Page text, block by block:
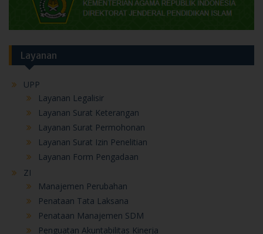
Layanan
UPP
Layanan Legalisir
Layanan Surat Keterangan
Layanan Surat Permohonan
Layanan Surat Izin Penelitian
Layanan Form Pengadaan
ZI
Manajemen Perubahan
Penataan Tata Laksana
Penataan Manajemen SDM
Penguatan Akuntabilitas Kinerja